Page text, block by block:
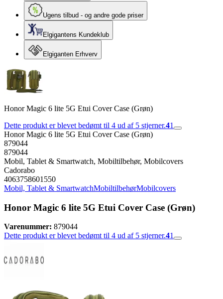
Ugens tilbud - og andre gode priser
Elgigantens Kundeklub
Elgiganten Erhverv
Honor Magic 6 lite 5G Etui Cover Case (Grøn)
Dette produkt er blevet bedømt til 4 ud af 5 stjerner.41
Honor Magic 6 lite 5G Etui Cover Case (Grøn)
879044
879044
Mobil, Tablet & Smartwatch, Mobiltilbehør, Mobilcovers
Cadorabo
4063758601550
Mobil, Tablet & SmartwatchMobiltilbehørMobilcovers
Honor Magic 6 lite 5G Etui Cover Case (Grøn)
Varenummer: 879044
Dette produkt er blevet bedømt til 4 ud af 5 stjerner.41